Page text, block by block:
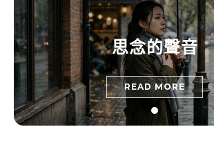
思念的聲音
READ MORE